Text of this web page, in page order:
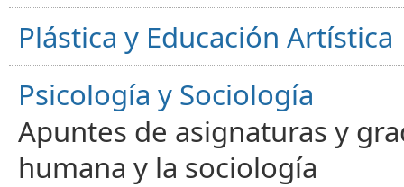
Plástica y Educación Artística
Psicología y Sociología
Apuntes de asignaturas y
humana y la sociología